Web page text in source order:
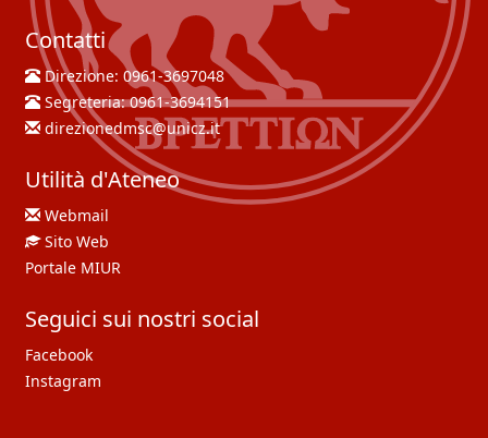
Contatti
Direzione:0961-3697048
Segreteria:0961-3694151
direzionedmsc@unicz.it
Utilità d'Ateneo
Webmail
Sito Web
Portale MIUR
Seguici sui nostri social
Facebook
Instagram